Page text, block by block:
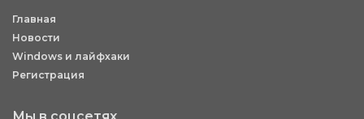
Главная
Новости
Windows и лайфхаки
Регистрация